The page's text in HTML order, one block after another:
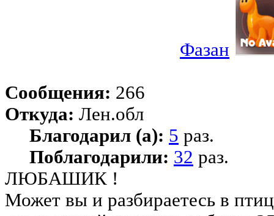
Фазан
Сообщения: 266
Откуда: Лен.обл
Благодарил (а): 5 раз.
Поблагодарили: 32 раз.
ЛЮБАШИК !
Может вы и разбираетесь в